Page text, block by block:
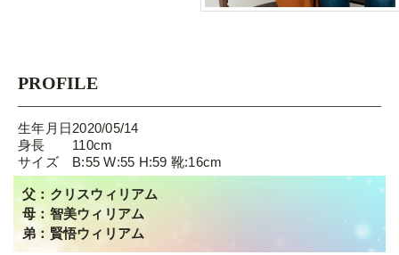
PROFILE
生年月日2020/05/14
身長
110cm
サイズ
B:55 W:55 H:59 靴:16cm
父：クリスウィリアム
母：智美ウィリアム
弟：賢悟ウィリアム